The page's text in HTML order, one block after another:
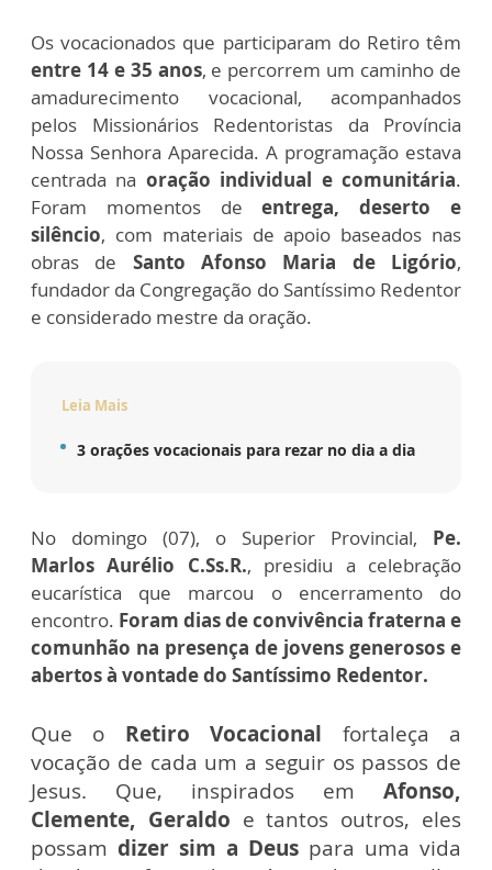
Os vocacionados que participaram do Retiro têm
entre 14 e 35 anos, e percorrem um caminho de
amadurecimento vocacional, acompanhados
pelos Missionários Redentoristas da Província
Nossa Senhora Aparecida. A programação estava
centrada na oração individual e comunitária.
Foram momentos deentrega, deserto e
silêncio, com materiais de apoio baseados nas
obras de Santo Afonso Maria de Ligório,
fundador da Congregação do Santíssimo Redentor
e considerado mestre da oração.
Leia Mais
3 orações vocacionais para rezar no dia a dia
No domingo (07), o Superior Provincial, Pe.
Marlos Aurélio C.Ss.R., presidiu a celebração
eucarística que marcou o encerramento do
encontro. Foram dias de convivência fraterna e
comunhão na presença de jovens generosos e
abertos à vontade do Santíssimo Redentor.
Que o Retiro Vocacional fortaleça a
vocação de cada um a seguir os passos de
Jesus. Que, inspirados em Afonso,
Clemente, Geraldo e tantos outros, eles
possam dizer sim a Deus para uma vida